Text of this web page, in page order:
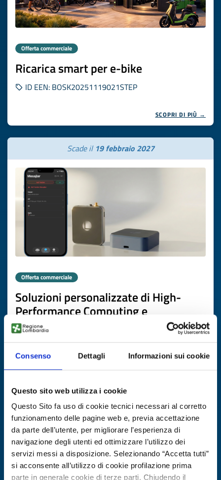
Consenso Dettagli Informazioni sui cookie
Questo sito web utilizza i cookie
Questo Sito fa uso di cookie tecnici necessari al corretto
funzionamento delle pagine web e, previa accettazione
da parte dell’utente, per migliorare l’esperienza di
navigazione degli utenti ed ottimizzare l’utilizzo dei
servizi messi a disposizione. Selezionando “Accetta tutti”
si acconsente all’utilizzo di cookie profilazione prima
parte in generale cookie di terze parti. Chiudendo il
Offerta commerciale
Ricarica smart per e-bike
ID EEN: BOSK20251119021STEP
SCOPRI DI PIÙ →
Scade il 19 febbraio 2027
Offerta commerciale
Soluzioni personalizzate di High-
Performance Computing e
integrazione avanzata dell’hardware
ID EEN: BOTR20260109003
SCOPRI DI PIÙ →
Scade il13 febbraio 2027